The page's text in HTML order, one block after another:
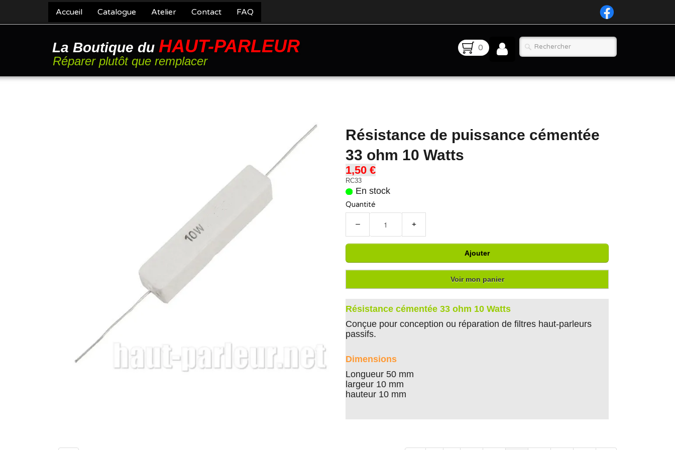
Accueil Catalogue Atelier Contact FAQ
La Boutique du HAUT-PARLEUR
Réparer plutôt que remplacer
0
Résistance de puissance cémentée
33 ohm 10 Watts
1,50 €
RC33
En stock
Quantité
− +
Ajouter
Voir mon panier
Résistance cémentée 33 ohm 10 Watts
Conçue pour conception ou réparation de filtres haut-parleurs
passifs.
Dimensions
Longueur 50 mm
largeur 10 mm
hauteur 10 mm